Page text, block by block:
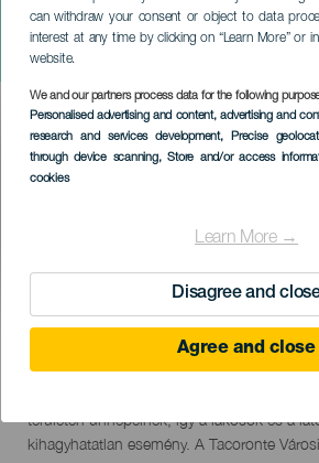
can withdraw your consent or object to data
interest at any time by clicking on “Learn More” or
website.
We and our partners process data for the following
Personalised advertising and content, advertising and
research and services development, Precise
through device scanning, Store and/or access
cookies
Learn More →
Disagree and
Agree and close
Piñata Chica
TENERIFE
Imagen
Listado
February 2027
Localidad
Descripción
evento
A Piñata Chica de Tacoronte egy zenével,
területen ünnepelnek, így a lakosok és a
kihagyhatatlan esemény. A Tacoronte